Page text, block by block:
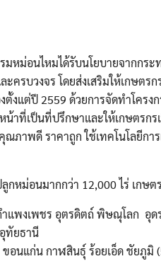
หม่อนไหมได้รับนโยบายจากกร
รบวงจร โดยส่งเสริมให้เกษตร
ตั้งแต่ปี 2559 ด้วยการจัดทำโค
าที่เป็นที่ปรึกษาและให้เกษตรกร
าพดี ราคาถูก ใช้เทคโนโลยีกา
หม่อนมากกว่า 12,000 ไร่ เกษต
ำแพงเพชร อุตรดิตถ์ พิษณุโลก อุ
ทัยธานี
ขอนแก่น กาฬสินธุ์ ร้อยเอ็ด ชัยภูมิ